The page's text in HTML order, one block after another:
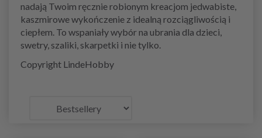
nadają Twoim ręcznie robionym kreacjom jedwabiste,
kaszmirowe wykończenie z idealną rozciągliwością i
ciepłem. To wspaniały wybór na ubrania dla dzieci,
swetry, szaliki, skarpetki i nie tylko.
Copyright LindeHobby